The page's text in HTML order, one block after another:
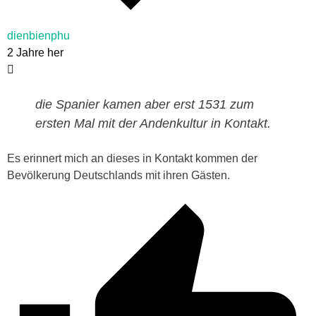
dienbienphu
2 Jahre her
die Spanier kamen aber erst 1531 zum
ersten Mal mit der Andenkultur in Kontakt.
Es erinnert mich an dieses in Kontakt kommen der
Bevölkerung Deutschlands mit ihren Gästen.